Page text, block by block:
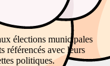
élections municipales
référencés avec leurs
politiques.